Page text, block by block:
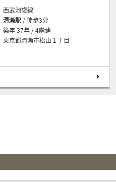
西武池袋線
清瀬駅 / 徒歩3分
築年 37年 / 4階建
東京都清瀬市松山１丁目